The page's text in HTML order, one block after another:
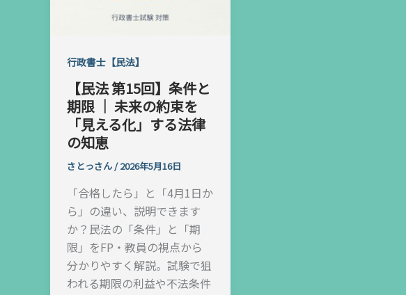
行政書士【民法】
【民法 第15回】条件と
期限 ｜ 未来の約束を
「見える化」する法律
の知恵
さとっさん/2026年5月16日
「合格したら」と「4月1日か
ら」の違い、説明できます
か？民法の「条件」と「期
限」をFP・教員の視点から
分かりやすく解説。試験で狙
われる期限の利益や不法条件